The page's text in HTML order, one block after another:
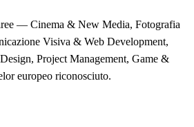
— Cinema & New Media, Fotografia
Visiva & Web Development,
Project Management, Game &
europeo riconosciuto.